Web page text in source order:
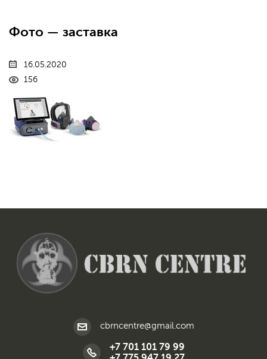
Фото — заставка
16.05.2020
156
cbrncentre@gmail.com
+7 701 101 79 99